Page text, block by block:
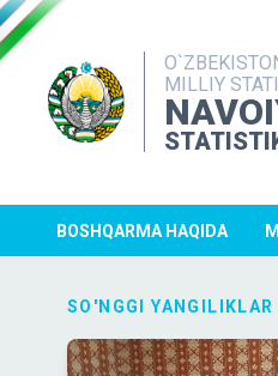
MILLIY
BOSHQARMA HAQIDA
SO'NGGI YANGILIKLAR